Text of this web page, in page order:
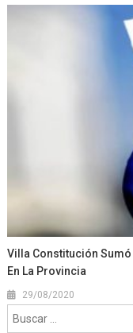
Villa Constitución Sumó
En La Provincia
29/08/2020